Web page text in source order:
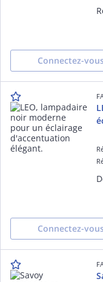
Connectez-
Connectez-